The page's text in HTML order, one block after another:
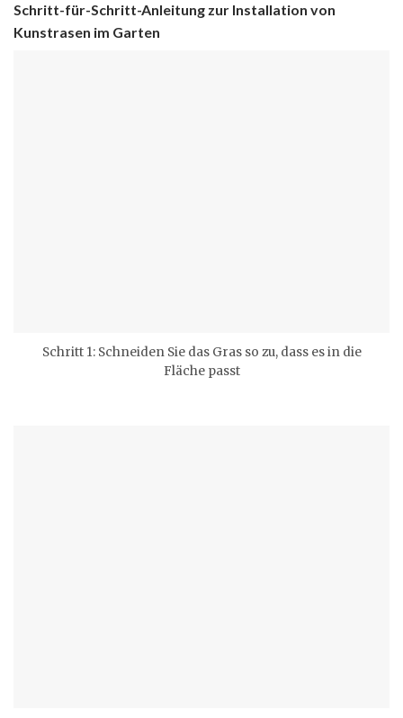
Schritt-für-Schritt-Anleitung zur Installation von
Kunstrasen im Garten
Schritt 1: Schneiden Sie das Gras so zu, dass es in die
Fläche passt